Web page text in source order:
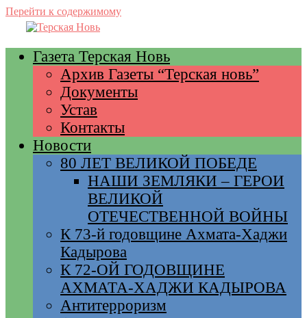
Перейти к содержимому
Газета Терская Новь
Архив Газеты “Терская новь”
Документы
Устав
Контакты
Новости
80 ЛЕТ ВЕЛИКОЙ ПОБЕДЕ
НАШИ ЗЕМЛЯКИ – ГЕРОИ
ВЕЛИКОЙ
ОТЕЧЕСТВЕННОЙ ВОЙНЫ
К 73-й годовщине Ахмата-Хаджи
Кадырова
К 72-ОЙ ГОДОВЩИНЕ
АХМАТА-ХАДЖИ КАДЫРОВА
Антитерроризм